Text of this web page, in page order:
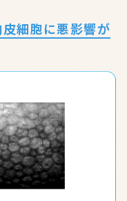
細胞に悪影響が